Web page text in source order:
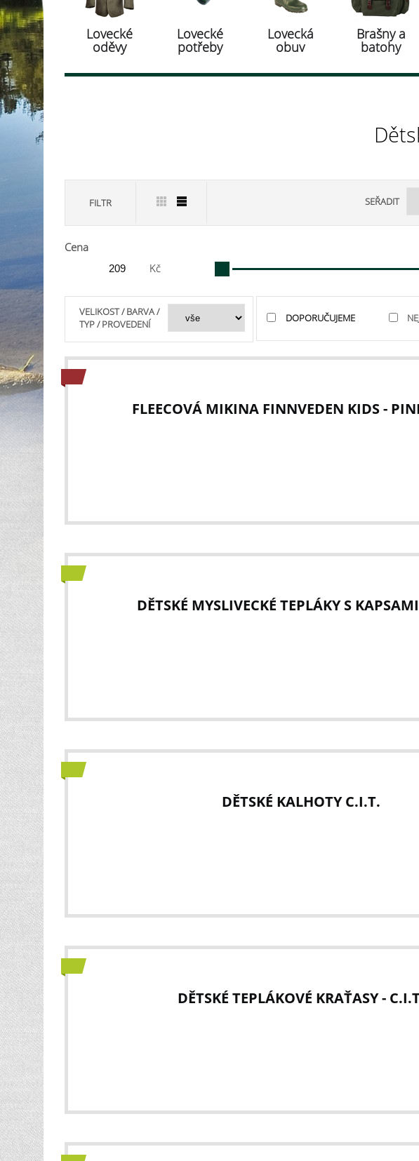
Lovecké
oděvy
Lovecké
potřeby
Lovecká
obuv
Brašny a
batohy
FILTR SEŘADIT
Cena
Kč
VELIKOST / BARVA /
TYP / PROVEDENÍ
DOPORUČUJEME
FLEECOVÁ MIKINA FINNVEDEN KIDS -
DĚTSKÉ MYSLIVECKÉ TEPLÁKY S
DĚTSKÉ KALHOTY C.I.T.
DĚTSKÉ TEPLÁKOVÉ KRAŤASY -